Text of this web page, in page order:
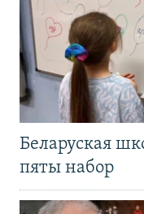
Беларуская
пяты набор